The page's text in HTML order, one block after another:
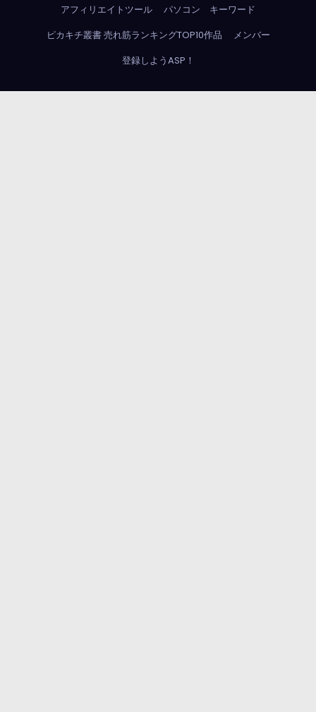
アフィリエイトツール
パソコン キーワード
ピカキチ叢書 売れ筋ランキングTOP10作品
メンバー
登録しようASP！